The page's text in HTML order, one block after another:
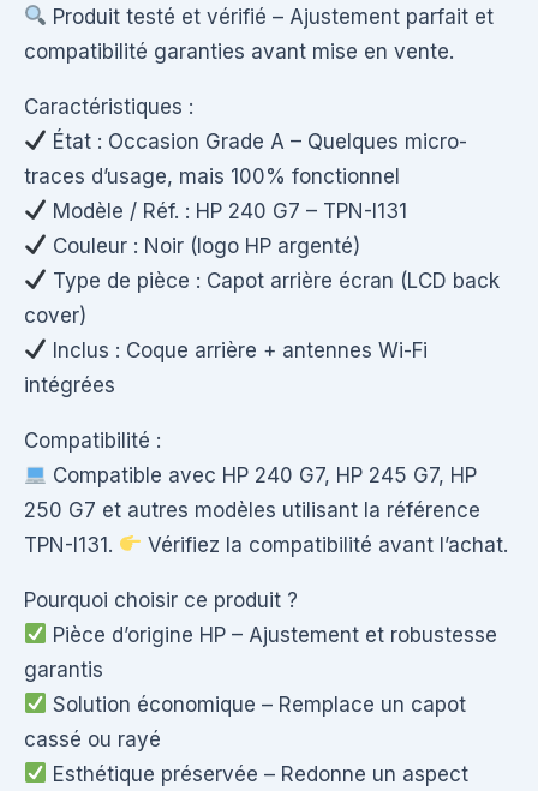
Produit testé et vérifié – Ajustement parfait et
compatibilité garanties avant mise en vente.
Caractéristiques :
État : Occasion Grade A – Quelques micro-
traces d’usage, mais 100% fonctionnel
Modèle / Réf. : HP 240 G7 – TPN-I131
Couleur : Noir (logo HP argenté)
Type de pièce : Capot arrière écran (LCD back
cover)
Inclus : Coque arrière + antennes Wi-Fi
intégrées
Compatibilité :
Compatible avec HP 240 G7, HP 245 G7, HP
250 G7 et autres modèles utilisant la référence
TPN-I131.
Vérifiez la compatibilité avant l’achat.
Pourquoi choisir ce produit ?
Pièce d’origine HP – Ajustement et robustesse
garantis
Solution économique – Remplace un capot
cassé ou rayé
Esthétique préservée – Redonne un aspect